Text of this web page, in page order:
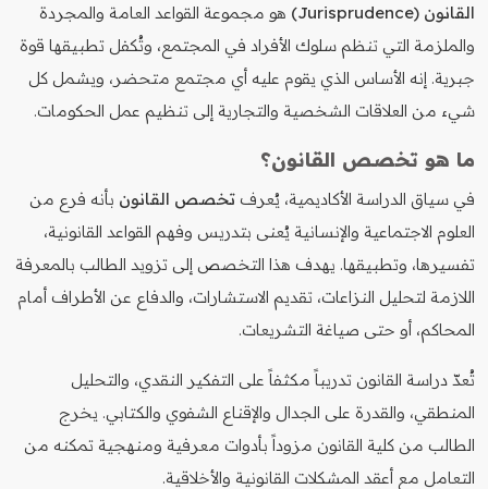
القانون (Jurisprudence)
هو مجموعة القواعد العامة والمجردة
والملزمة التي تنظم سلوك الأفراد في المجتمع، وتُكفل تطبيقها قوة
جبرية. إنه الأساس الذي يقوم عليه أي مجتمع متحضر، ويشمل كل
شيء من العلاقات الشخصية والتجارية إلى تنظيم عمل الحكومات.
ما هو تخصص القانون؟
في سياق الدراسة الأكاديمية، يُعرف تخصص القانون بأنه فرع من
العلوم الاجتماعية والإنسانية يُعنى بتدريس وفهم القواعد القانونية،
تفسيرها، وتطبيقها. يهدف هذا التخصص إلى تزويد الطالب بالمعرفة
اللازمة لتحليل النزاعات، تقديم الاستشارات، والدفاع عن الأطراف أمام
المحاكم، أو حتى صياغة التشريعات.
تُعدّ دراسة القانون تدريباً مكثفاً على التفكير النقدي، والتحليل
المنطقي، والقدرة على الجدال والإقناع الشفوي والكتابي. يخرج
الطالب من كلية القانون مزوداً بأدوات معرفية ومنهجية تمكنه من
التعامل مع أعقد المشكلات القانونية والأخلاقية.